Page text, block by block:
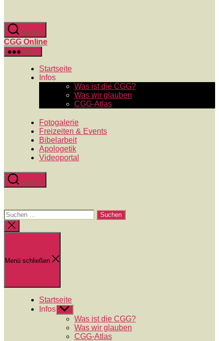
springen
Suchen
CGG Online
Menü
Startseite
Infos
Was ist die CGG?
Was wir glauben
CGG-Atlas
Fotogalerie
Freizeiten & Events
Bibelarbeit
Apologetik
Videoportal
Suchen
Suchen
nach:
Suche
schließen
Menü schließen
Startseite
Infos Untermenü
anzeigenWas ist die CGG?
Was wir glauben
CGG-Atlas